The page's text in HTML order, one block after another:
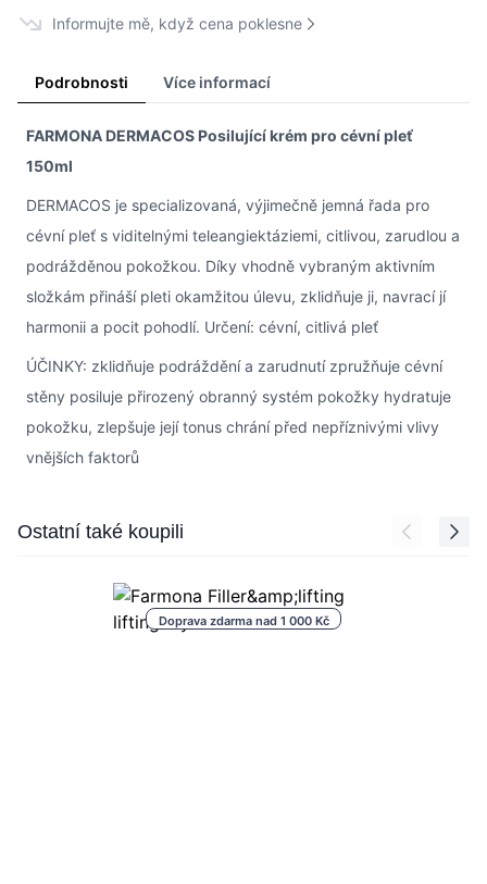
Informujte mě, když cena poklesne
Podrobnosti Více informací
FARMONA DERMACOS Posilující krém pro cévní pleť
150ml
DERMACOS je specializovaná, výjimečně jemná řada pro
cévní pleť s viditelnými teleangiektáziemi, citlivou, zarudlou a
podrážděnou pokožkou. Díky vhodně vybraným aktivním
složkám přináší pleti okamžitou úlevu, zklidňuje ji, navrací jí
harmonii a pocit pohodlí. Určení: cévní, citlivá pleť
ÚČINKY: zklidňuje podráždění a zarudnutí zpružňuje cévní
stěny posiluje přirozený obranný systém pokožky hydratuje
pokožku, zlepšuje její tonus chrání před nepříznivými vlivy
vnějších faktorů
Press to skip carousel
Ostatní také koupili
Doprava zdarma nad 1 000 Kč